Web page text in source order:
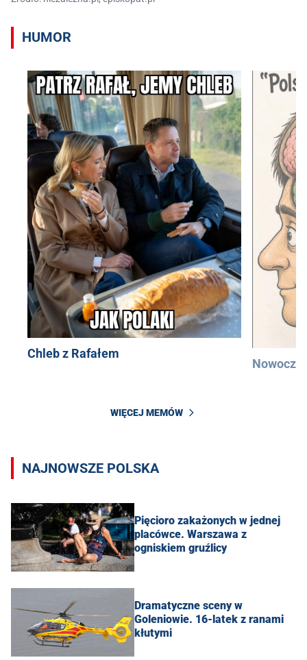
HUMOR
Chleb z Rafałem
WIĘCEJ MEMÓW
NAJNOWSZE POLSKA
Pięcioro zakażonych w jednej
placówce. Warszawa z
ogniskiem gruźlicy
Dramatyczne sceny w
Goleniowie. 16-latek z ranami
kłutymi